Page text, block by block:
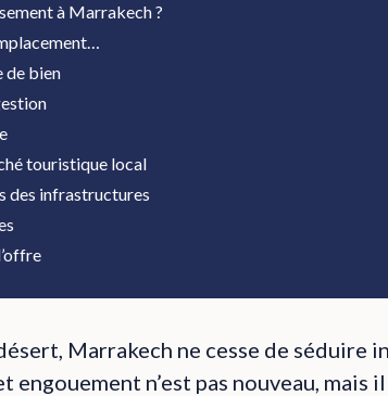
à Marrakech ?
de bien
touristique local
des infrastructures
Marrakech ne cesse de séduire
n’est pas nouveau, mais